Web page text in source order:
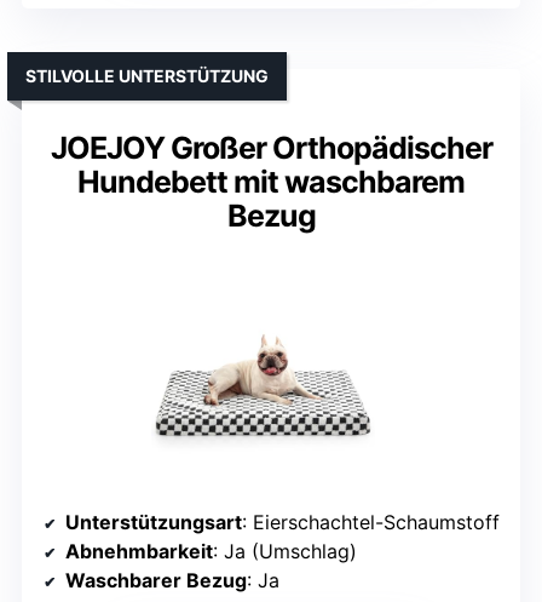
JOEJOY Großer Orthopädischer
Hundebett mit waschbarem
Bezug
STILVOLLE UNTERSTÜTZUNG
Unterstützungsart: Eierschachtel-Schaumstoff
Abnehmbarkeit: Ja (Umschlag)
Waschbarer Bezug: Ja